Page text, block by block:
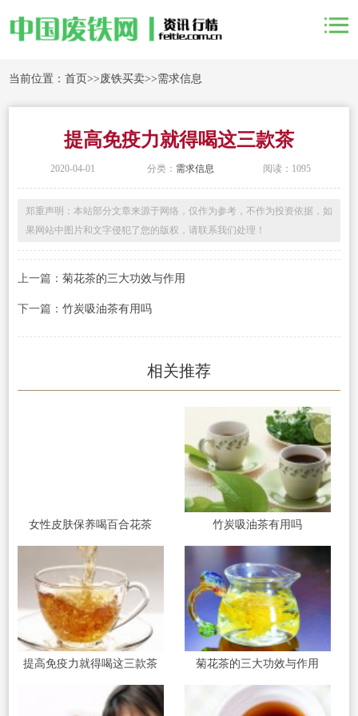
当前位置：首页>>废铁买卖>>需求信息
提高免疫力就得喝这三款茶
2020-04-01 分类： 需求信息 阅读：1095
郑重声明：本站部分文章来源于网络，仅作为参考，不作为投资依据，如
果网站中图片和文字侵犯了您的版权，请联系我们处理！
上一篇： 菊花茶的三大功效与作用
下一篇： 竹炭吸油茶有用吗
相关推荐
女性皮肤保养喝百合花茶 竹炭吸油茶有用吗
提高免疫力就得喝这三款茶 菊花茶的三大功效与作用